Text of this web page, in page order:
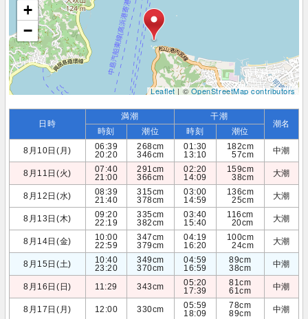
+
−
Leaflet| ©OpenStreetMap contributors
日時
満潮 干潮
潮名
時刻 潮位 時刻
潮位
8月10日(月)
06:39
20:20
268cm
346cm
01:30
13:10
182cm
57cm
中潮
8月11日(火)
07:40
21:00
291cm
366cm
02:20
14:09
159cm
38cm
大潮
8月12日(水)
08:39
21:40
315cm
378cm
03:00
14:59
136cm
25cm
大潮
8月13日(木)
09:20
22:19
335cm
382cm
03:40
15:40
116cm
20cm
大潮
8月14日(金)
10:00
22:59
347cm
379cm
04:19
16:20
100cm
24cm
大潮
8月15日(土)
10:40
23:20
349cm
370cm
04:59
16:59
89cm
38cm
中潮
8月16日(日) 11:29 343cm
05:20
17:39
81cm
61cm
中潮
8月17日(月) 12:00 330cm
05:59
18:09
78cm
89cm
中潮